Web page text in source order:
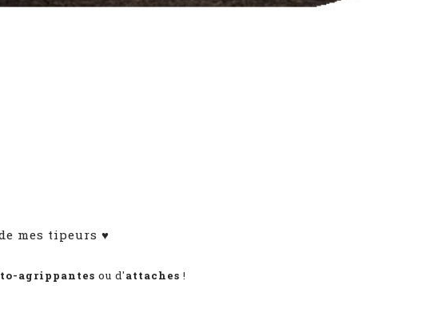
mes tipeurs ♥
agrippantes ou d'attaches !